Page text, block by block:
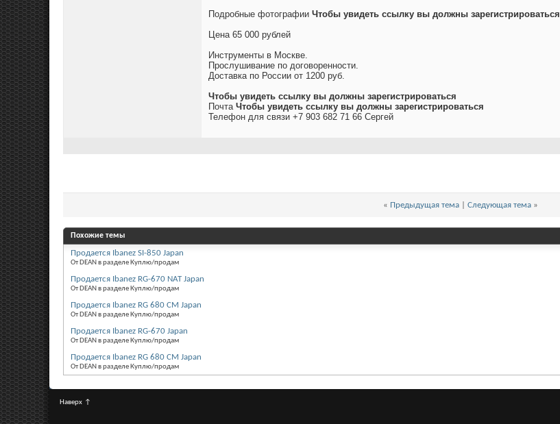
Подробные фотографии Чтобы увидеть ссылку вы должны зарегистрироваться
Цена 65 000 рублей
Инструменты в Москве.
Прослушивание по договоренности.
Доставка по России от 1200 руб.
Чтобы увидеть ссылку вы должны зарегистрироваться
Почта Чтобы увидеть ссылку вы должны зарегистрироваться
Телефон для связи +7 903 682 71 66 Сергей
« Предыдущая тема Следующая тема »
Похожие темы
Продается Ibanez SI-850 Japan
От DEAN в разделе Куплю/продам
Продается Ibanez RG-670 NAT Japan
От DEAN в разделе Куплю/продам
Продается Ibanez RG 680 CM Japan
От DEAN в разделе Куплю/продам
Продается Ibanez RG-670 Japan
От DEAN в разделе Куплю/продам
Продается Ibanez RG 680 CM Japan
От DEAN в разделе Куплю/продам
Наверх ↑